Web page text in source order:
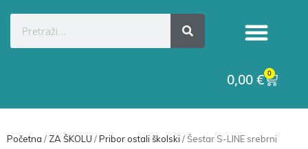
0,00€ 0
Početna / ZA ŠKOLU /Pribor ostali školski / Šestar S-LINE srebrni